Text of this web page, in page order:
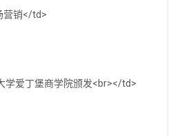
营销</td>
学爱丁堡商学院颁发<br></td>